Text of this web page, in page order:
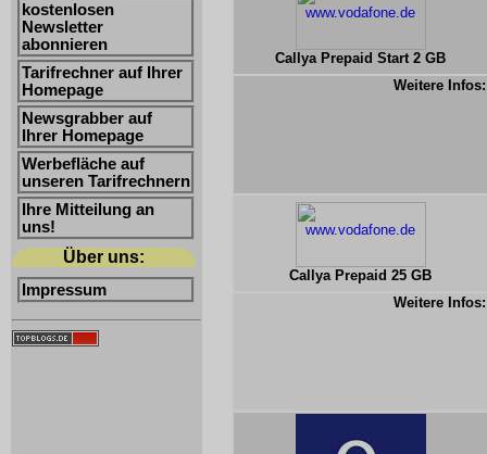
kostenlosen
Newsletter
abonnieren
Tarifrechner auf Ihrer
Homepage
Newsgrabber auf
Ihrer Homepage
Werbefläche auf
unseren Tarifrechnern
Ihre Mitteilung an
uns!
Über uns:
Impressum
Callya Prepaid Start 2 GB
Weitere Infos:
Callya Prepaid 25 GB
Weitere Infos: